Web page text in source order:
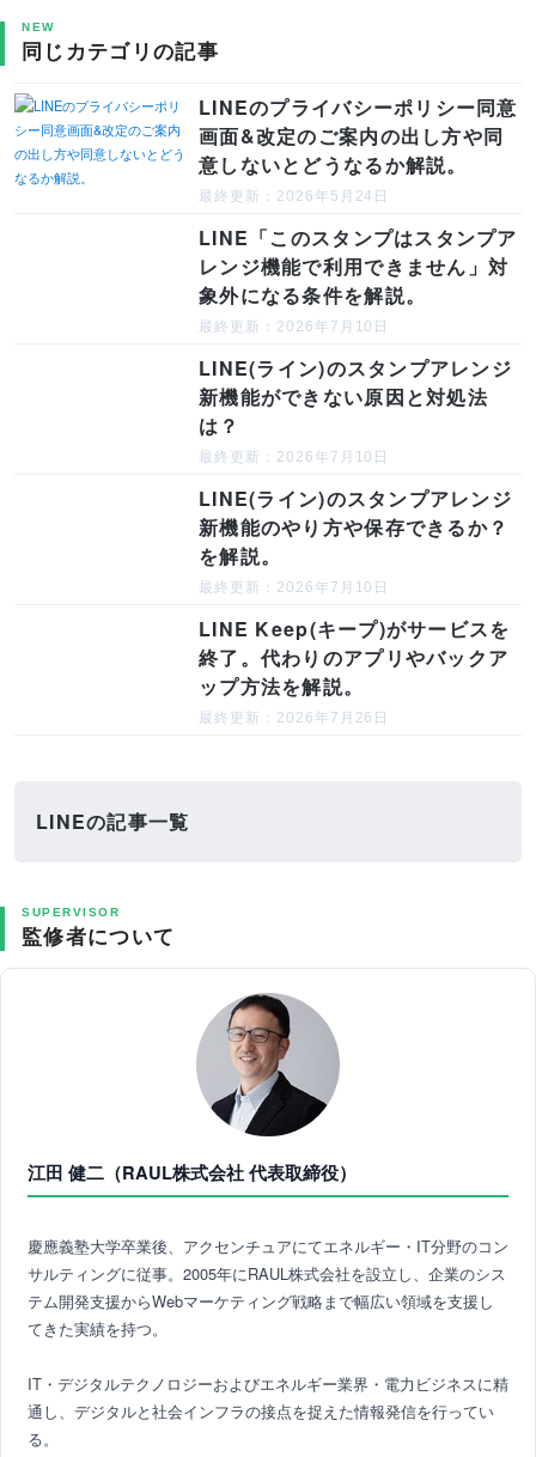
NEW
同じカテゴリの記事
LINEのプライバシーポリシー同意
画面&改定のご案内の出し方や同
意しないとどうなるか解説。
最終更新：2026年5月24日
LINE「このスタンプはスタンプア
レンジ機能で利用できません」対
象外になる条件を解説。
最終更新：2026年7月10日
LINE(ライン)のスタンプアレンジ
新機能ができない原因と対処法
は？
最終更新：2026年7月10日
LINE(ライン)のスタンプアレンジ
新機能のやり方や保存できるか？
を解説。
最終更新：2026年7月10日
LINE Keep(キープ)がサービスを
終了。代わりのアプリやバックア
ップ方法を解説。
最終更新：2026年7月26日
LINEの記事一覧
SUPERVISOR
監修者について
江田 健二（RAUL株式会社 代表取締役）
慶應義塾大学卒業後、アクセンチュアにてエネルギー・IT分野のコン
サルティングに従事。2005年にRAUL株式会社を設立し、企業のシス
テム開発支援からWebマーケティング戦略まで幅広い領域を支援し
てきた実績を持つ。
IT・デジタルテクノロジーおよびエネルギー業界・電力ビジネスに精
通し、デジタルと社会インフラの接点を捉えた情報発信を行ってい
る。